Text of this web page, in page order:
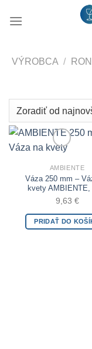
VÝROBCA /
Add
AMBIENTE
Váza 250 mm –
kvety AMBIENTE,
9,63 €
PRIDAŤ DO